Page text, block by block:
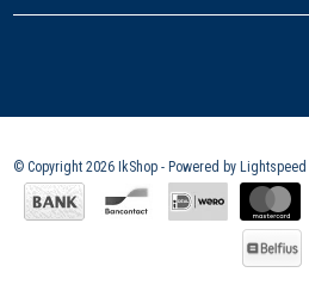
© Copyright 2026 IkShop - Powered by Lightspeed